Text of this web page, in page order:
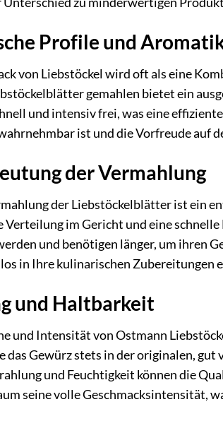
Profile und
von Liebstöckel wird oft als eine
gemahlen bietet ein
und intensiv frei, was eine
ist und die Vorfreude auf
der Vermahlung
der Liebstöckelblätter ist ein
Verteilung im Gericht und eine schnelle
und benötigen länger, um ihren
in Ihre kulinarischen Zubereitungen
und Haltbarkeit
und Intensität von Ostmann
das Gewürz stets in der originalen,
und Feuchtigkeit können die
seine volle Geschmacksintensität,